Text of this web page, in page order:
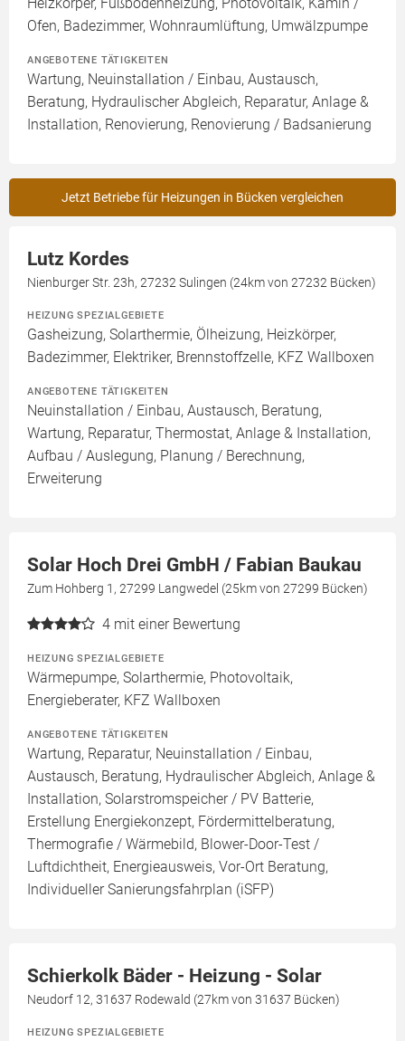
Ofen, Badezimmer, Wohnraumlüftung, Umwälzpumpe
ANGEBOTENE TÄTIGKEITEN
Wartung, Neuinstallation / Einbau, Austausch,
Beratung, Hydraulischer Abgleich, Reparatur, Anlage &
Installation, Renovierung, Renovierung / Badsanierung
Jetzt Betriebe für Heizungen in Bücken vergleichen
Lutz Kordes
Nienburger Str. 23h, 27232 Sulingen (24km von 27232 Bücken)
HEIZUNG SPEZIALGEBIETE
Gasheizung, Solarthermie, Ölheizung, Heizkörper,
Badezimmer, Elektriker, Brennstoffzelle, KFZ Wallboxen
ANGEBOTENE TÄTIGKEITEN
Neuinstallation / Einbau, Austausch, Beratung,
Wartung, Reparatur, Thermostat, Anlage & Installation,
Aufbau / Auslegung, Planung / Berechnung,
Erweiterung
Solar Hoch Drei GmbH / Fabian Baukau
Zum Hohberg 1, 27299 Langwedel (25km von 27299 Bücken)
4 mit einer Bewertung
HEIZUNG SPEZIALGEBIETE
Wärmepumpe, Solarthermie, Photovoltaik,
Energieberater, KFZ Wallboxen
ANGEBOTENE TÄTIGKEITEN
Wartung, Reparatur, Neuinstallation / Einbau,
Austausch, Beratung, Hydraulischer Abgleich, Anlage &
Installation, Solarstromspeicher / PV Batterie,
Erstellung Energiekonzept, Fördermittelberatung,
Thermografie / Wärmebild, Blower-Door-Test /
Luftdichtheit, Energieausweis, Vor-Ort Beratung,
Individueller Sanierungsfahrplan (iSFP)
Schierkolk Bäder - Heizung - Solar
Neudorf 12, 31637 Rodewald (27km von 31637 Bücken)
HEIZUNG SPEZIALGEBIETE